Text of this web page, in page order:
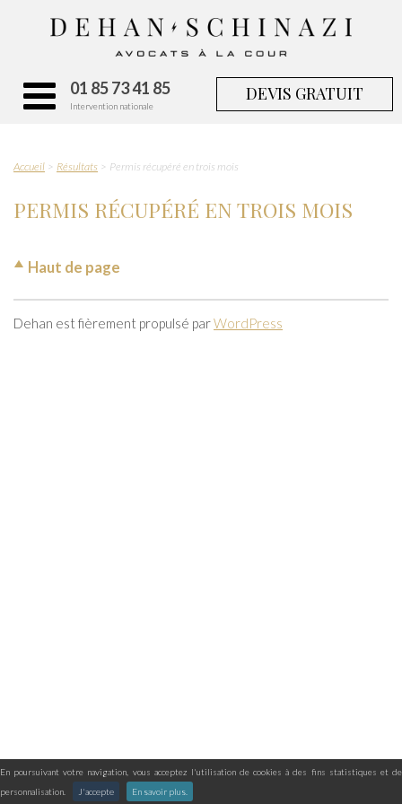
En poursuivant votre navigation, vous acceptez l'utilisation de cookies à des fins statistiques et de
personnalisation.
J'accepte En savoir plus.
01 85 73 41 85
Intervention nationale
DEVIS GRATUIT
Accueil Résultats Permis récupéré en trois mois
PERMIS RÉCUPÉRÉ EN TROIS MOIS
Haut de page
Dehan est fièrement propulsé parWordPress